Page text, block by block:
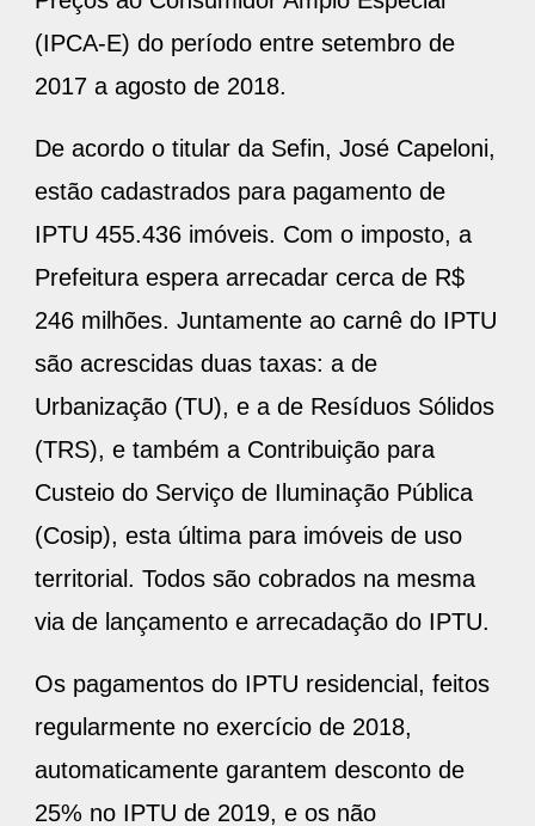
(IPCA-E) do período entre setembro de
2017 a agosto de 2018.
De acordo o titular da Sefin, José Capeloni,
estão cadastrados para pagamento de
IPTU 455.436 imóveis. Com o imposto, a
Prefeitura espera arrecadar cerca de R$
246 milhões. Juntamente ao carnê do IPTU
são acrescidas duas taxas: a de
Urbanização (TU), e a de Resíduos Sólidos
(TRS), e também a Contribuição para
Custeio do Serviço de Iluminação Pública
(Cosip), esta última para imóveis de uso
territorial. Todos são cobrados na mesma
via de lançamento e arrecadação do IPTU.
Os pagamentos do IPTU residencial, feitos
regularmente no exercício de 2018,
automaticamente garantem desconto de
25% no IPTU de 2019, e os não